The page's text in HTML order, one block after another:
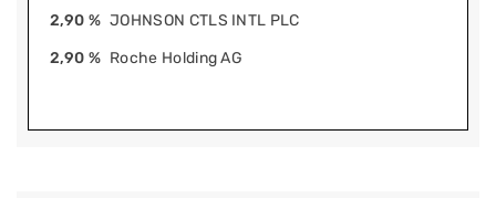
2,90 % JOHNSON CTLS INTL PLC
2,90 % Roche Holding AG